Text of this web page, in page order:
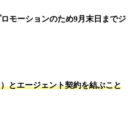
モーションのため9月末日までジ
とエージェント契約を結ぶこと